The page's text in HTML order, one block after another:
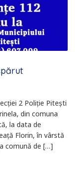
2 Poliție Pitești
din comuna
la data de
Florin, în vârstă
comună de […]